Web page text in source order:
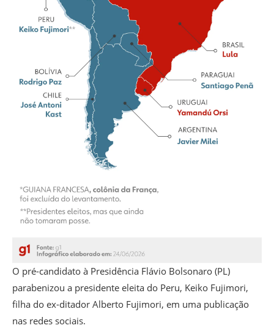
O pré-candidato à Presidência Flávio Bolsonaro (PL)
parabenizou a presidente eleita do Peru, Keiko Fujimori,
filha do ex-ditador Alberto Fujimori, em uma publicação
nas redes sociais.